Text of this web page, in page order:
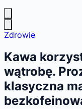
Zdrowie
Kawa
wątrobę.
klasyczna